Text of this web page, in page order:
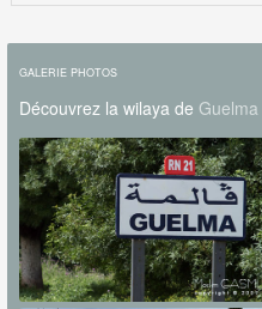
GALERIE PHOTOS
Découvrez la wilaya de Guelma